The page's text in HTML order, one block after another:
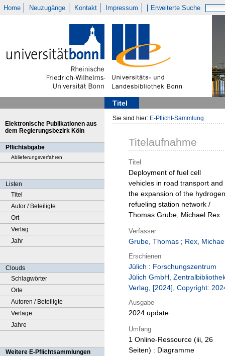
Home Neuzugänge Kontakt Impressum Erweiterte Suche
Titel
Elektronische Publikationen aus
dem Regierungsbezirk Köln
Pflichtabgabe
Ablieferungsverfahren
Listen
Titel
Autor / Beteiligte
Ort
Verlag
Jahr
Clouds
Schlagwörter
Orte
Autoren / Beteiligte
Verlage
Jahre
Weitere E-Pflichtsammlungen
Sie sind hier: E-Pflicht-Sammlung
Titelaufnahme
Titel
Deployment of fuel cell
vehicles in road transport and
the expansion of the hydrogen
refueling station network /
Thomas Grube, Michael Rex
Verfasser
Grube, Thomas ; Rex,
Erschienen
Jülich : Forschungszentrum
Jülich GmbH,
Verlag, [2024], Copyright:
Ausgabe
2024 update
Umfang
1 Online-Ressource (iii, 26
Seiten) : Diagramme